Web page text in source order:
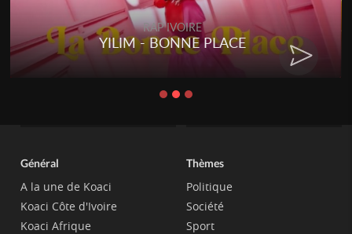
RAP IVOIRE
YILIM - BONNE PLACE
Général
A la une de Koaci
Koaci Côte d'Ivoire
Koaci Afrique
Thèmes
Politique
Société
Sport